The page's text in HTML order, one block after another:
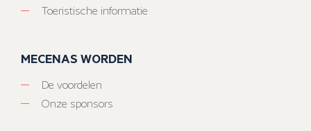
Toeristische informatie
MECENAS WORDEN
De voordelen
Onze sponsors